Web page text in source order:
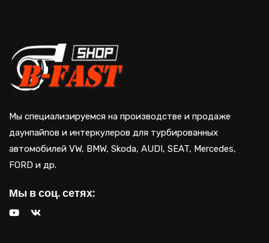
Мы специализируемся на производстве и продаже
даунпайпов и интеркулеров для турбированных
автомобилей VW, BMW, Skoda, AUDI, SEAT, Mercedes,
FORD и др.
Мы в соц. сетях: